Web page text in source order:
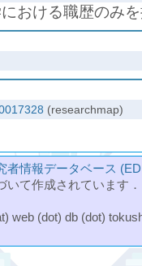
おける職歴のみ
(researchmap)
者情報データベース
いて作成されています
web (dot) db (dot)